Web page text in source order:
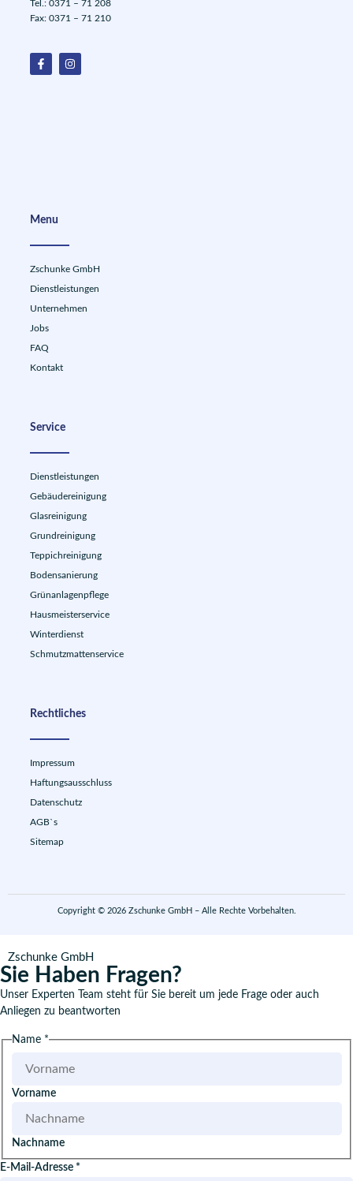
Tel.: 0371 – 71 208
Fax: 0371 – 71 210
Menu
Zschunke GmbH
Dienstleistungen
Unternehmen
Jobs
FAQ
Kontakt
Service
Dienstleistungen
Gebäudereinigung
Glasreinigung
Grundreinigung
Teppichreinigung
Bodensanierung
Grünanlagenpflege
Hausmeisterservice
Winterdienst
Schmutzmattenservice
Rechtliches
Impressum
Haftungsausschluss
Datenschutz
AGB`s
Sitemap
Copyright © 2026 Zschunke GmbH – Alle Rechte Vorbehalten.
Zschunke GmbH
Sie Haben Fragen?
Unser Experten Team steht für Sie bereit um jede Frage oder auch
Anliegen zu beantworten
Name *
Vorname
Nachname
E-Mail-Adresse *